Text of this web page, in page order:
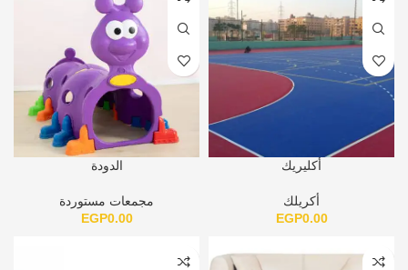
أكليريك
أكريلك
EGP0.00
الدودة
مجمعات مستوردة
EGP0.00